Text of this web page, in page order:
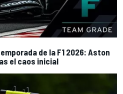
de la F1 2026: Aston
el caos inicial